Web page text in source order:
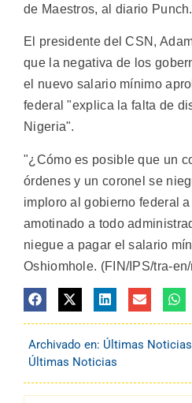
de Maestros, al diario Punch.
El presidente del CSN,
que la negativa de los
el nuevo salario mínimo
federal "explica la falta de
Nigeria".
"¿Cómo es posible que un
órdenes y un coronel se
imploro al gobierno federal
amotinado a todo
niegue a pagar el salario
Oshiomhole. (FIN/IPS/tra-
Archivado en: Últimas Noticias
Últimas Noticias